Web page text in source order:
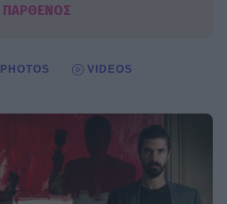
ΠΑΡΘΕΝΟΣ
PHOTOS VIDEOS